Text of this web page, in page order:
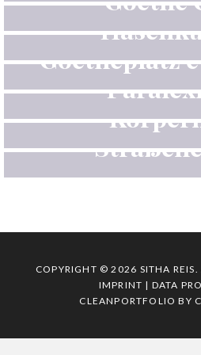
Goetheplatz
COPYRIGHT © 2026 SITHA REIS.
IMPRINT | DATA
CLEANPORTFOLIO BY